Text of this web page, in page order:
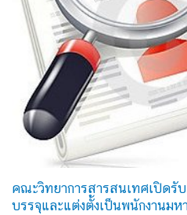
คณะวิทยาการสารสนเทศเปิดรั
บรรจุและแต่งตั้งเป็นพนักงานม